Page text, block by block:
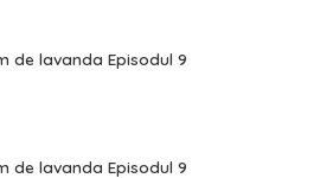
de lavanda Episodul 9
de lavanda Episodul 9